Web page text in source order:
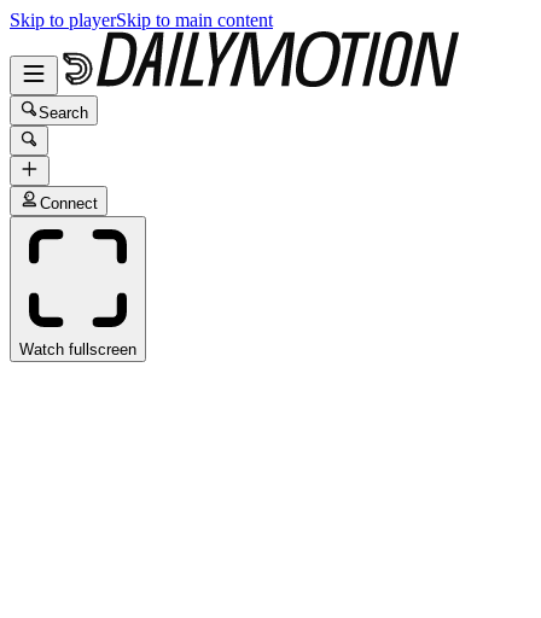
Skip to playerSkip to main content
Search
Connect
Watch fullscreen